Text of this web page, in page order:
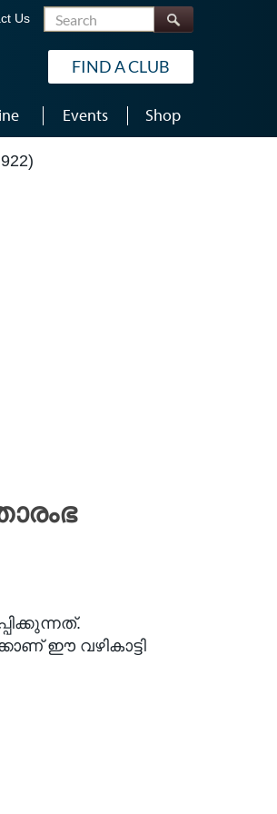
Us Search
FIND A CLUB
Events Shop
ഈ വഴികാട്ടി